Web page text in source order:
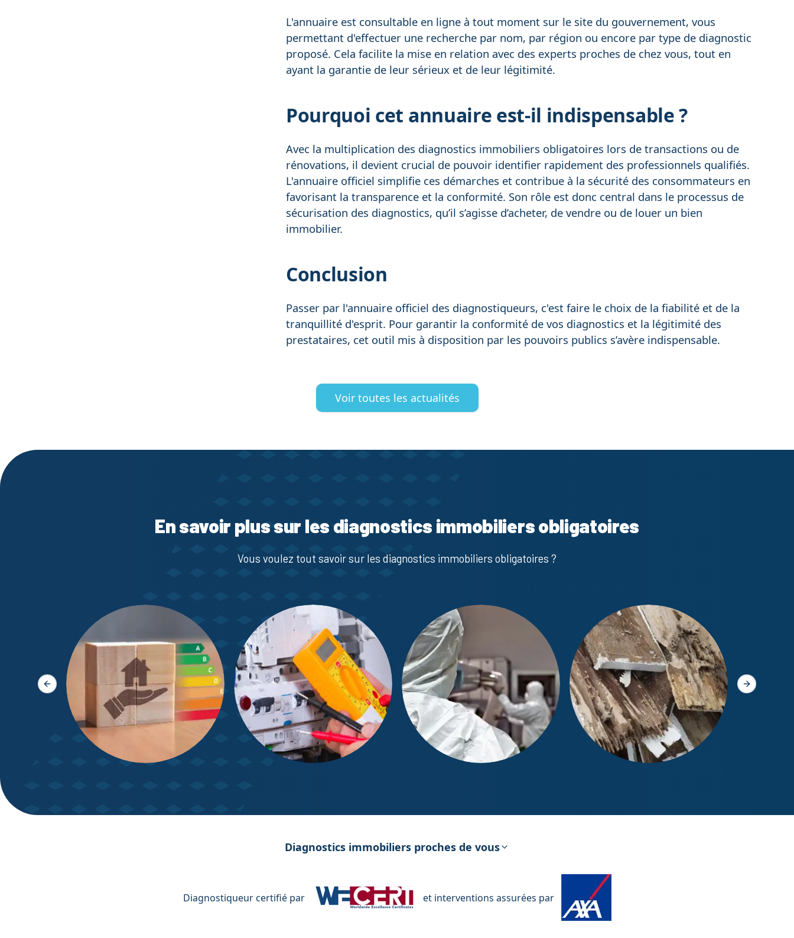
L'annuaire est consultable en ligne à tout moment sur le site du gouvernement, vous
permettant d'effectuer une recherche par nom, par région ou encore par type de diagnostic
proposé. Cela facilite la mise en relation avec des experts proches de chez vous, tout en
ayant la garantie de leur sérieux et de leur légitimité.
Pourquoi cet annuaire est-il indispensable ?
Avec la multiplication des diagnostics immobiliers obligatoires lors de transactions ou de
rénovations, il devient crucial de pouvoir identifier rapidement des professionnels qualifiés.
L'annuaire officiel simplifie ces démarches et contribue à la sécurité des consommateurs en
favorisant la transparence et la conformité. Son rôle est donc central dans le processus de
sécurisation des diagnostics, qu’il s’agisse d’acheter, de vendre ou de louer un bien
immobilier.
Conclusion
Passer par l'annuaire officiel des diagnostiqueurs, c'est faire le choix de la fiabilité et de la
tranquillité d'esprit. Pour garantir la conformité de vos diagnostics et la légitimité des
prestataires, cet outil mis à disposition par les pouvoirs publics s’avère indispensable.
Voir toutes les actualités
En savoir plus sur les diagnostics immobiliers obligatoires
Vous voulez tout savoir sur les diagnostics immobiliers obligatoires ?
Slide précédente Slide
Diagnostics immobiliers proches de vous
Diagnostiqueur certifié par et interventions assurées par